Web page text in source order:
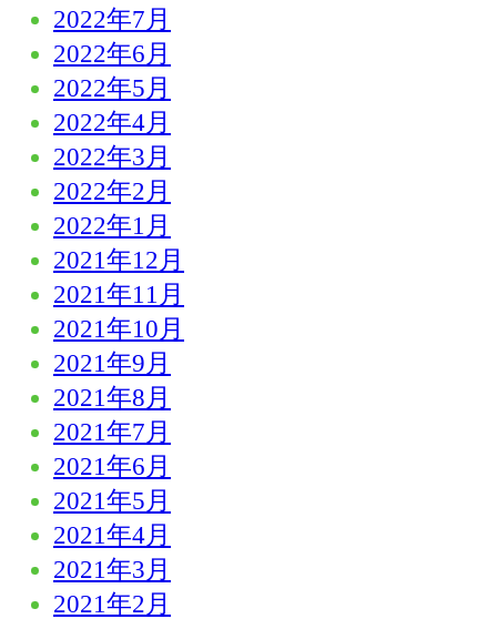
2022年7月
2022年6月
2022年5月
2022年4月
2022年3月
2022年2月
2022年1月
2021年12月
2021年11月
2021年10月
2021年9月
2021年8月
2021年7月
2021年6月
2021年5月
2021年4月
2021年3月
2021年2月